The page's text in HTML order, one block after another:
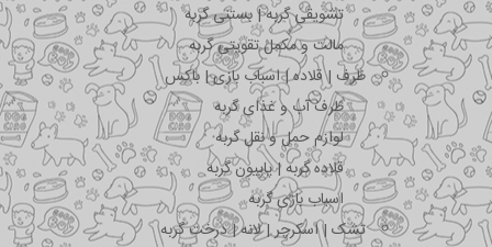
تشویقی گربه | بستنی گربه
مالت و مکمل تقویتی گربه
ظرف | قلاده | اسباب بازی | باکس
ظرف آب و غذای گربه
لوازم حمل و نقل گربه
قلاده گربه | پاپیون گربه
اسباب بازی گربه
تشک | اسکرچر | لانه | درخت گربه